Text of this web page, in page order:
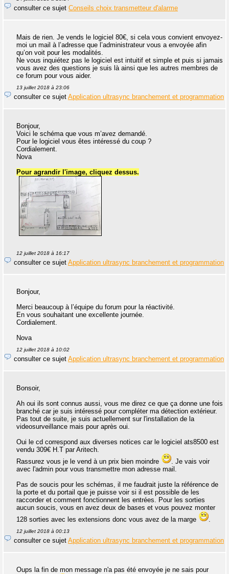
consulter ce sujet Conseils choix transmetteur d'alarme
Mais de rien. Je vends le logiciel 80€, si cela vous convient envoyez-
moi un mail à l’adresse que l’administrateur vous a envoyée afin
qu’on voit pour les modalités.
Ne vous inquiétez pas le logiciel est intuitif et simple et puis si jamais
vous avez des questions je suis là ainsi que les autres membres de
ce forum pour vous aider.
13 juillet 2018 à 23:06
consulter ce sujet Application ultrasync branchement et programmation
Bonjour,
Voici le schéma que vous m’avez demandé.
Pour le logiciel vous êtes intéressé du coup ?
Cordialement.
Nova
Pour agrandir l'image, cliquez dessus.
12 juillet 2018 à 16:17
consulter ce sujet Application ultrasync branchement et programmation
Bonjour,
Merci beaucoup à l’équipe du forum pour la réactivité.
En vous souhaitant une excellente journée.
Cordialement.
Nova
12 juillet 2018 à 10:02
consulter ce sujet Application ultrasync branchement et programmation
Bonsoir,
Ah oui ils sont connus aussi, vous me direz ce que ça donne une fois
branché car je suis intéressé pour compléter ma détection extérieur.
Pas tout de suite, je suis actuellement sur l'installation de la
videosurveillance mais pour après oui.
Oui le cd correspond aux diverses notices car le logiciel ats8500 est
vendu 309€ H.T par Aritech.
Rassurez vous je le vend à un prix bien moindre
. Je vais voir
avec l'admin pour vous transmettre mon adresse mail.
Pas de soucis pour les schémas, il me faudrait juste la référence de
la porte et du portail que je puisse voir si il est possible de les
raccorder et comment fonctionnent les entrées. Pour les sorties
aucun soucis, vous en avez deux de bases et vous pouvez monter
128 sorties avec les extensions donc vous avez de la marge
12 juillet 2018 à 00:13
consulter ce sujet Application ultrasync branchement et programmation
Oups la fin de mon message n'a pas été envoyée je ne sais pour